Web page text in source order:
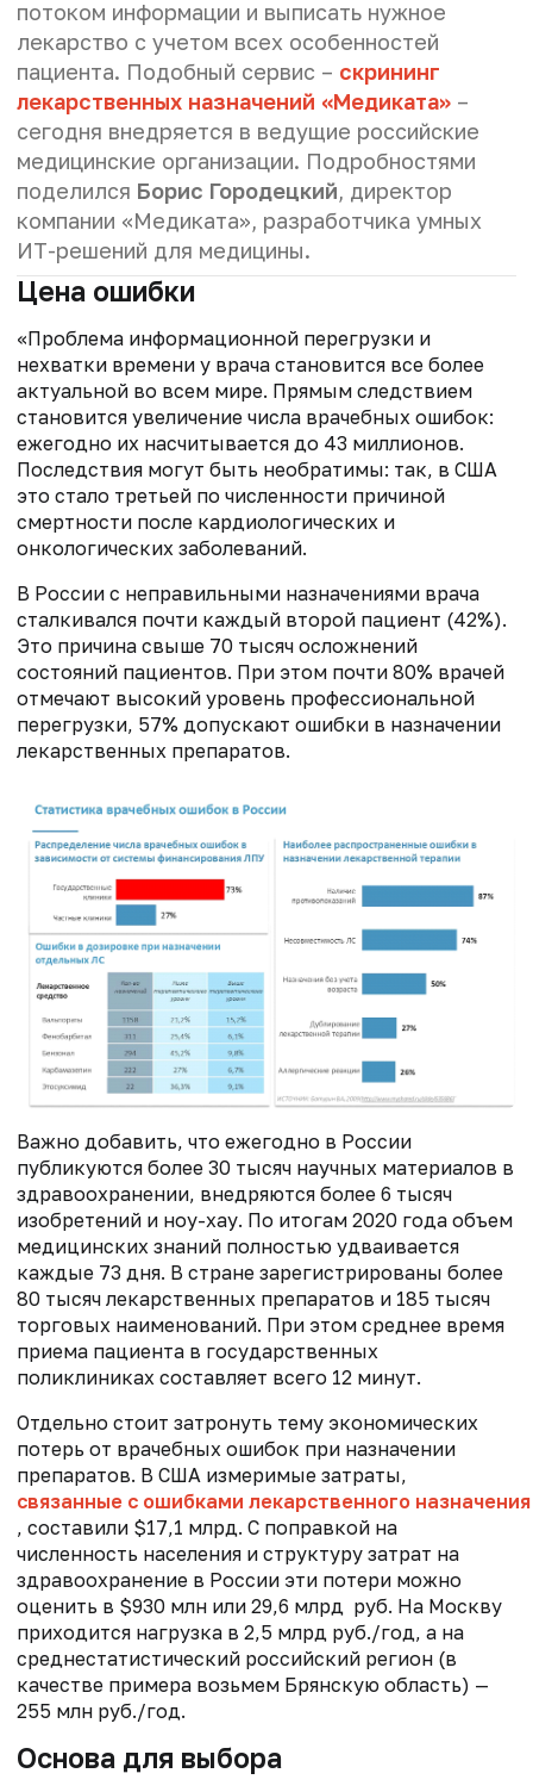
потоком информации и выписать нужное
лекарство с учетом всех особенностей
пациента. Подобный сервис – скрининг
лекарственных назначений «Медиката» –
сегодня внедряется в ведущие российские
медицинские организации. Подробностями
поделился Борис Городецкий, директор
компании «Медиката», разработчика умных
ИТ-решений для медицины.
Цена ошибки
«Проблема информационной перегрузки и
нехватки времени у врача становится все более
актуальной во всем мире. Прямым следствием
становится увеличение числа врачебных ошибок:
ежегодно их насчитывается до 43 миллионов.
Последствия могут быть необратимы: так, в США
это стало третьей по численности причиной
смертности после кардиологических и
онкологических заболеваний.
В России с неправильными назначениями врача
сталкивался почти каждый второй пациент (42%).
Это причина свыше 70 тысяч осложнений
состояний пациентов. При этом почти 80% врачей
отмечают высокий уровень профессиональной
перегрузки, 57% допускают ошибки в назначении
лекарственных препаратов.
Важно добавить, что ежегодно в России
публикуются более 30 тысяч научных материалов в
здравоохранении, внедряются более 6 тысяч
изобретений и ноу-хау. По итогам 2020 года объем
медицинских знаний полностью удваивается
каждые 73 дня. В стране зарегистрированы более
80 тысяч лекарственных препаратов и 185 тысяч
торговых наименований. При этом среднее время
приема пациента в государственных
поликлиниках составляет всего 12 минут.
Отдельно стоит затронуть тему экономических
потерь от врачебных ошибок при назначении
препаратов. В США измеримые затраты,
связанные с ошибками лекарственного назначения
, составили $17,1 млрд. С поправкой на
численность населения и структуру затрат на
здравоохранение в России эти потери можно
оценить в $930 млн или 29,6 млрд руб. На Москву
приходится нагрузка в 2,5 млрд руб./год, а на
среднестатистический российский регион (в
качестве примера возьмем Брянскую область) —
255 млн руб./год.
Основа для выбора